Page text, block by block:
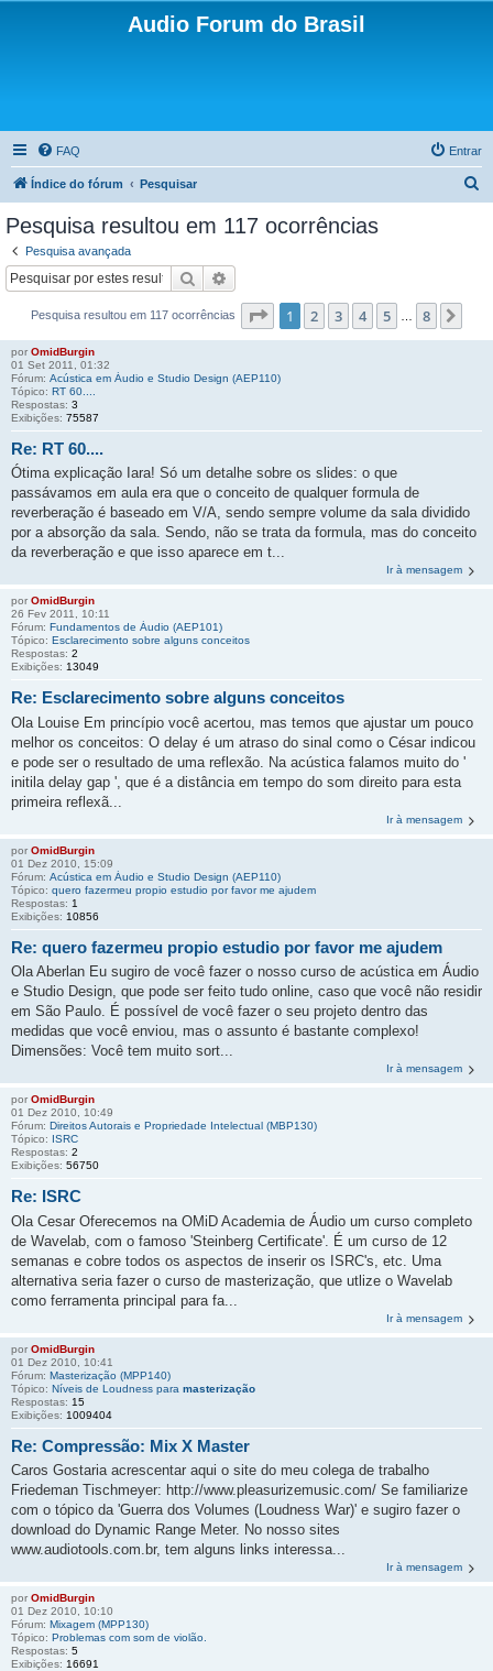
Audio Forum do Brasil
FAQ Entrar
Índice do fórum Pesquisar
s
Pesquisa resultou em 117 ocorrências
Pesquisa avançada
Pesquisar
Pesquisa resultou em 117 ocorrências Página de
1 2 3 4 5 8
por OmidBurgin
01 Set 2011, 01:32
Fórum: Acústica em Áudio e Studio Design (AEP110)
Tópico: RT 60....
Respostas: 3
Exibições: 75587
Re: RT 60....
Ótima explicação Iara! Só um detalhe sobre os slides: o que
passávamos em aula era que o conceito de qualquer formula de
reverberação é baseado em V/A, sendo sempre volume da sala dividido
por a absorção da sala. Sendo, não se trata da formula, mas do conceito
da reverberação e que isso aparece em t...
Ir à mensagem
por OmidBurgin
26 Fev 2011, 10:11
Fórum: Fundamentos de Áudio (AEP101)
Tópico: Esclarecimento sobre alguns conceitos
Respostas: 2
Exibições: 13049
Re: Esclarecimento sobre alguns conceitos
Ola Louise Em princípio você acertou, mas temos que ajustar um pouco
melhor os conceitos: O delay é um atraso do sinal como o César indicou
e pode ser o resultado de uma reflexão. Na acústica falamos muito do '
initila delay gap ', que é a distância em tempo do som direito para esta
primeira reflexã...
Ir à mensagem
por OmidBurgin
01 Dez 2010, 15:09
Fórum: Acústica em Áudio e Studio Design (AEP110)
Tópico: quero fazermeu propio estudio por favor me ajudem
Respostas: 1
Exibições: 10856
Re: quero fazermeu propio estudio por favor me ajudem
Ola Aberlan Eu sugiro de você fazer o nosso curso de acústica em Áudio
e Studio Design, que pode ser feito tudo online, caso que você não residir
em São Paulo. É possível de você fazer o seu projeto dentro das
medidas que você enviou, mas o assunto é bastante complexo!
Dimensões: Você tem muito sort...
Ir à mensagem
por OmidBurgin
01 Dez 2010, 10:49
Fórum: Direitos Autorais e Propriedade Intelectual (MBP130)
Tópico: ISRC
Respostas: 2
Exibições: 56750
Re: ISRC
Ola Cesar Oferecemos na OMiD Academia de Áudio um curso completo
de Wavelab, com o famoso 'Steinberg Certificate'. É um curso de 12
semanas e cobre todos os aspectos de inserir os ISRC's, etc. Uma
alternativa seria fazer o curso de masterização, que utlize o Wavelab
como ferramenta principal para fa...
Ir à mensagem
por OmidBurgin
01 Dez 2010, 10:41
Fórum: Masterização (MPP140)
Tópico: Níveis de Loudness para masterização
Respostas: 15
Exibições: 1009404
Re: Compressão: Mix X Master
Caros Gostaria acrescentar aqui o site do meu colega de trabalho
Friedeman Tischmeyer: http://www.pleasurizemusic.com/ Se familiarize
com o tópico da 'Guerra dos Volumes (Loudness War)' e sugiro fazer o
download do Dynamic Range Meter. No nosso sites
www.audiotools.com.br, tem alguns links interessa...
Ir à mensagem
por OmidBurgin
01 Dez 2010, 10:10
Fórum: Mixagem (MPP130)
Tópico: Problemas com som de violão.
Respostas: 5
Exibições: 16691